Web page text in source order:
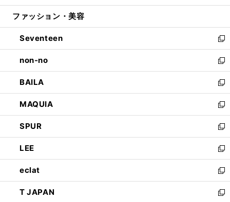
開
ウ
開
く
ン
ウ
で
開
く
ウ
ン
ド
ウ
で
開
く
ファッション・美容
Seventeen
新
し
い
ウ
ィ
ン
ド
ウ
で
開
く
non-no
新
し
い
ウ
ィ
ン
ド
ウ
で
開
く
BAILA
新
し
い
ウ
ィ
ン
ド
ウ
で
開
く
MAQUIA
新
し
い
ウ
ィ
ン
ド
ウ
で
SPUR
新
し
い
ウ
ィ
ン
ド
LEE
新
し
い
ウ
ィ
eclat
新
し
い
T JAPAN
新